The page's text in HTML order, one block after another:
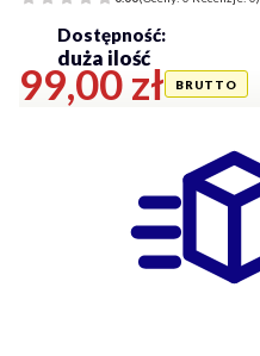
Cena
99,00 zł
Dostępność:
duża ilość